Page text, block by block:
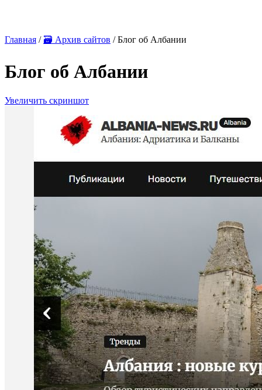
Главная / 🗃 Архив сайтов / Блог об Албании
Блог об Албании
Увеличить скриншот